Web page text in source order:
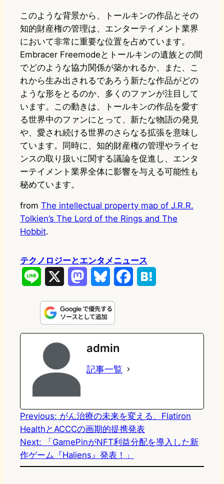
このような背景から、トールキンの作品とその
知的財産権の管理は、エンターテイメント業界
において非常に重要な位置を占めています。
Embracer Freemodeとトールキンの遺族との間
でどのような協力関係が築かれるか、また、こ
れから生み出されるであろう新たな作品がどの
ような形をとるのか、多くのファンが注目して
います。この動きは、トールキンの作品を愛す
る世界中のファンにとって、新たな物語の発見
や、愛され続ける世界のさらなる拡張を意味し
ています。同時に、知的財産権の管理やライセ
ンスの取り扱いに関する議論を促進し、エンタ
ーテイメント業界全体に影響を与える可能性も
秘めています。
from The intellectual property map of J.R.R.
Tolkien’s The Lord of the Rings and The
Hobbit.
テクノロジーとエンタメニュース
n
e
s
t
o
d
n
u
e
s
k
e
k
e
admin
記事一覧
Previous: がん治療の未来を変える、Flatiron
HealthとACCCの画期的提携発表
Next:
「GamePinがNFT利益分配を導入した新
作ゲーム『Haliens』発表！」